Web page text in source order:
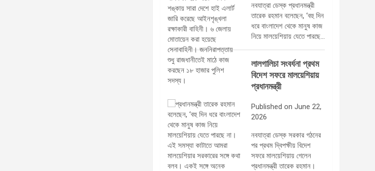
নবযাত্রা ডেস্ক প্রধানমন্ত্রী
তারেক রহমান বলেছেন, ‘বহু দিন
ধরে বাংলাদেশ থেকে মানুষ কাজ
নিয়ে মালয়েশিয়ায় যেতে পারছে…
লালগালিচা সংবর্ধনা প্রথম
বিদেশ সফরে মালয়েশিয়ায়
প্রধানমন্ত্রী
Published on June 22,
2026
নবযাত্রা ডেস্ক সরকার গঠনের
পর প্রথম দ্বিপক্ষীয় বিদেশ
সফরে মালয়েশিয়ায় গেলেন
প্রধানমন্ত্রী তারেক রহমান।